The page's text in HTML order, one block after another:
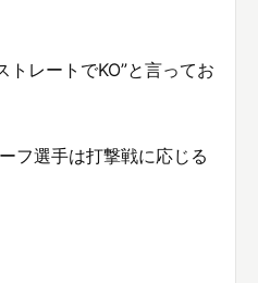
トレートでKO”と言ってお
フ選手は打撃戦に応じる